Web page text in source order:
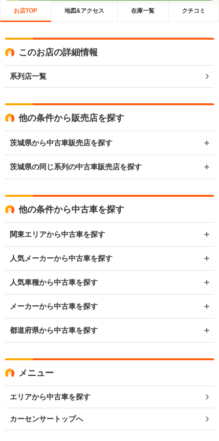
お店TOP 地図&アクセス 在庫一覧 クチコミ
このお店の詳細情報
系列店一覧
他の条件から販売店を探す
茨城県から中古車販売店を探す
茨城県の同じ系列の中古車販売店を探す
他の条件から中古車を探す
関東エリアから中古車を探す
人気メーカーから中古車を探す
人気車種から中古車を探す
メーカーから中古車を探す
都道府県から中古車を探す
メニュー
エリアから中古車を探す
カーセンサートップへ